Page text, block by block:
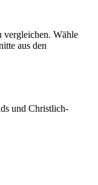
vergleichen. Wähle
aus den
und Christlich-